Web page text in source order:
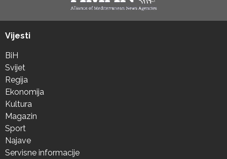
Vijesti
BiH
Svijet
Regija
Ekonomija
Kultura
Magazin
Sport
Najave
Servisne informacije